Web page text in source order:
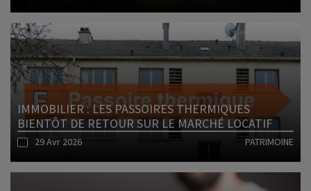
Lire l'article
IMMOBILIER : LES PASSOIRES THERMIQUES
BIENTÔT DE RETOUR SUR LE MARCHÉ LOCATIF
29 Avr 2026 PATRIMOINE
Lire l'article